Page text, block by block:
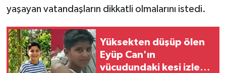
yaşayan vatandaşların dikkatli olmalarını istedi.
Yüksekten düşüp ölen
Eyüp Can'ın
vücudundaki kesi izleri